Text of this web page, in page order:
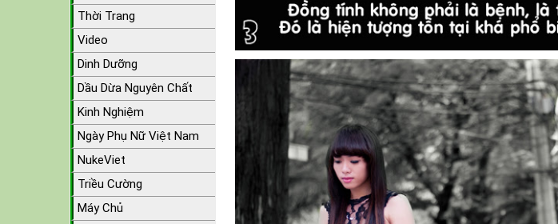
Thời Trang
Video
Dinh Dưỡng
Dầu Dừa Nguyên Chất
Kinh Nghiệm
Ngày Phụ Nữ Việt Nam
NukeViet
Triều Cường
Máy Chủ